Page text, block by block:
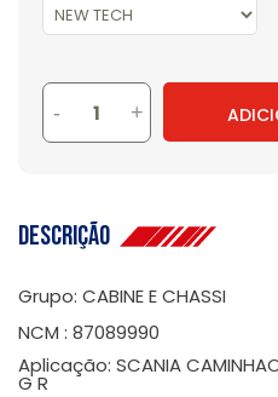
- +
Descrição
Grupo: CABINE E CHASSI
NCM : 87089990
Aplicação: SCANIA CAMINHAO
G R